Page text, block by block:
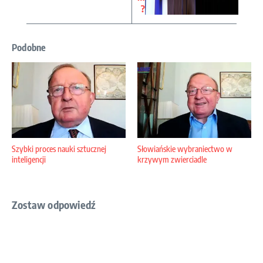
?
Podobne
Szybki proces nauki sztucznej
inteligencji
Słowiańskie wybraniectwo w
krzywym zwierciadle
Zostaw odpowiedź